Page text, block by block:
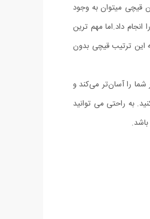
این قیچی میتوان به وجود
داد.اما مهم ترین
این ترتیب قیچی بدون
و کار شما را آسان‌تر می‌کند و
به راحتی می توانید